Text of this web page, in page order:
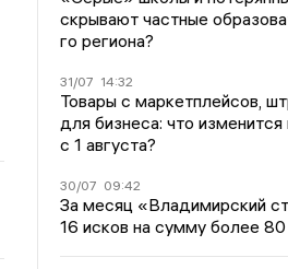
скрывают частные
го региона?
31/07 14:32
Товары с маркетплейсов,
для бизнеса: что
с 1 августа?
30/07 09:42
За месяц «Владимирский
16 исков на сумму более